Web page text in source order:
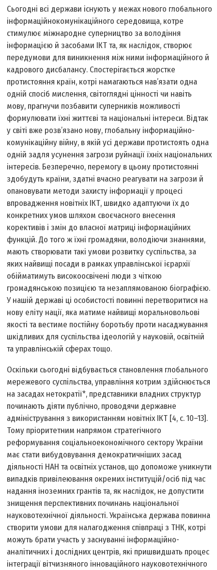
Сьогодні всі держави існують у межах нового глобального
інформаційно­комунікаційного середовища, котре
стимулює міжнародне суперництво за володіння
інформацією й засобами ІКТ та, як наслідок, створює
передумови для виникнення між ними інформаційного й
кадрового дисбалансу. Спостерігається жорстке
протистояння країн, котрі намагаються нав’язати одна
одній спосіб мислення, світоглядні цінності чи навіть
мову, прагнучи позбавити суперників можливості
формулювати їхні життєві та національні інтереси. Відтак
у світі вже розв’язано нову, глобальну інформаційно­
комунікаційну війну, в якій усі держави протистоять одна
одній задля усунення загрози руйнації їхніх національних
інтересів. Безперечно, перемогу в цьому протистоянні
здобудуть країни, здатні вчасно реагувати на загрози й
опановувати методи захисту інформації у процесі
впровадження новітніх ІКТ, швидко адаптуючи їх до
конкретних умов шляхом своєчасного внесення
корективів і змін до власної матриці інформаційних
функцій. До того ж їхні громадяни, володіючи знаннями,
мають створювати такі умови розвитку суспільства, за
яких найвищі посади в рамках управлінської ієрархії
обійматимуть високоосвічені люди з чіткою
громадянською позицією та незаплямованою біографією.
У нашій державі ці особистості повинні перетворитися на
нову еліту нації, яка матиме найвищі морально­вольові
якості та вестиме постійну боротьбу проти насаджування
шкідливих для суспільства ідеологій у науковій, освітній
та управлінській сферах тощо.
Оскільки сьогодні відбувається становлення глобального
мережевого суспільства, управління котрим здійснюється
на засадах нетократії*, представники владних структур
починають діяти публічно, проводячи державне
адміністрування з використанням новітніх ІКТ [4, c. 10–13].
Тому пріоритетним напрямом стратегічного
реформування соціально­економічного сектору України
має стати вибудовування демократичніших засад
діяльності НАН та освітніх установ, що допоможе уникнути
випадків привілеювання окремих інституцій/осіб під час
надання іноземних грантів та, як наслідок, не допустити
знищення перспективних починань національної
науково­технічної діяльності. Українська держава повинна
створити умови для налагодження співпраці з ТНК, котрі
можуть брати участь у заснуванні інформаційно­
аналітичних і дослідних центрів, які пришвидшать процес
інтеграції вітчизняного інноваційного науково­технічного